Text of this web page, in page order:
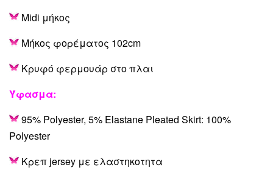
Midi μήκος
Μήκος φορέματος 102cm
Κρυφό φερμουάρ στο πλαι
Ύφασμα:
95% Polyester, 5% Elastane Pleated Skirt: 100%
Polyester
Κρεπ jersey με ελαστηκοτητα